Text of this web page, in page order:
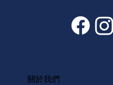
關於我們